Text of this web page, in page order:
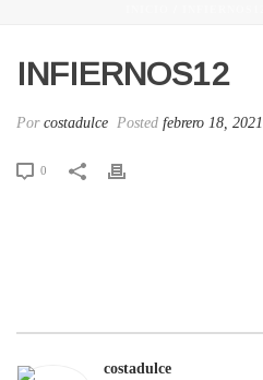
INFIERNOS12
Por costadulce Posted febrero 18, 2021
0
costadulce